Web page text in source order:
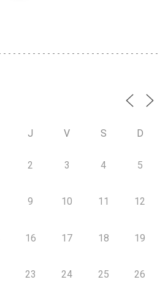
J V S D
2 3 4 5
9 10 11 12
16 17 18 19
23 24 25 26